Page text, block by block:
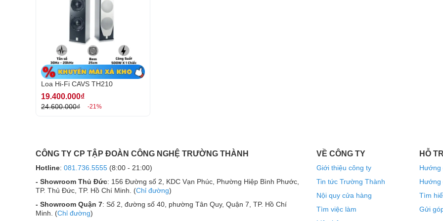
Thùng loa cao cấp – Tinh tế trong từng chi tiết
Thùng loa của Hi-Fi Home Theater TH210 là yếu tố quan trọng góp phần tạo nên chất lượng âm
thanh tuyệt vời. Được chế tác từ vật liệu cao cấp, thùng loa không chỉ bảo vệ các linh kiện bên trong
mà còn tối ưu hóa khả năng cộng hưởng âm thanh, tạo ra âm thanh tự nhiên, mạnh mẽ và rõ ràng.
gian.
Loa Hi-Fi CAVS TH210
19.400.000₫
24.600.000₫ -21%
CÔNG TY CP TẬP ĐOÀN CÔNG NGHỆ TRƯỜNG THÀNH
Hotline: 081.736.5555 (8:00 - 21:00)
- Showroom Thủ Đức: 156 Đường số 2, KDC Vạn Phúc, Phường Hiệp Bình Phước,
TP. Thủ Đức, TP. Hồ Chí Minh. (Chỉ đường)
- Showroom Quận 7: Số 2, đường số 40, phường Tân Quy, Quận 7, TP. Hồ Chí
Minh. (Chỉ đường)
VỀ CÔNG TY
Giới thiệu công ty
Tin tức Trường Thành
Nội quy cửa hàng
Tìm việc làm
HỖ
Hướng
Hướng
Tìm
Gửi